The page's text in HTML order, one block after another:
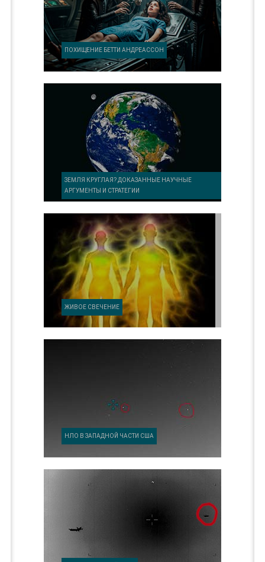
ПОХИЩЕНИЕ БЕТТИ АНДРЕАССОН
ЗЕМЛЯ КРУГЛАЯ? ДОКАЗАННЫЕ НАУЧНЫЕ
АРГУМЕНТЫ И СТРАТЕГИИ
ЖИВОЕ СВЕЧЕНИЕ
НЛО В ЗАПАДНОЙ ЧАСТИ США